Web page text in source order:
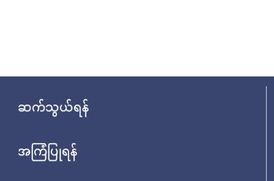
ဆက်သွယ်ရန်
အကြံပြုရန်